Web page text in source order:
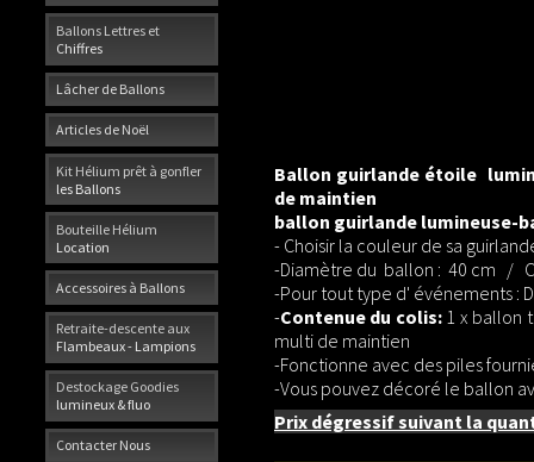
Ballons Lettres et
Chiffres
Lâcher de Ballons
Articles de Noël
Kit Hélium prêt à gonfler
les Ballons
Bouteille Hélium
Location
Accessoires à Ballons
Retraite-descente aux
Flambeaux - Lampions
Destockage Goodies
lumineux & fluo
Contacter Nous
Ballon guirlande étoile
de maintien
ballon guirlande lumineuse-
- Choisir la couleur de sa
-Diamètre du ballon : 40 cm /
-Pour tout type d' événements :
-Contenue du colis: 1 x ballon
multi de maintien
-Fonctionne avec des piles
-Vous pouvez décoré le ballon
Prix dégressif suivant la